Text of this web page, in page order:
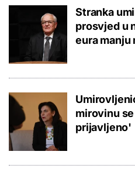
Stranka
prosvjed u
eura
mirovinu
prijavljeno'